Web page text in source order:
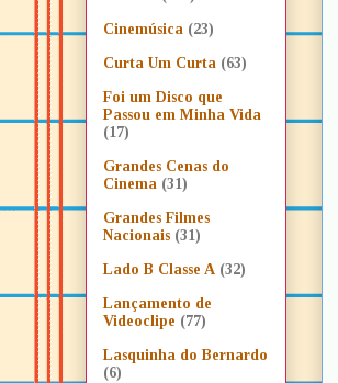
Cinemúsica (23)
Curta Um Curta (63)
Foi um Disco que
Passou em Minha Vida
(17)
Grandes Cenas do
Cinema (31)
Grandes Filmes
Nacionais (31)
Lado B Classe A (32)
Lançamento de
Videoclipe (77)
Lasquinha do Bernardo
(6)